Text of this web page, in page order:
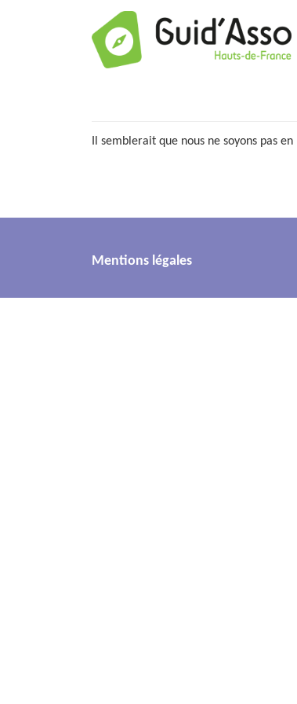
Il semblerait que nous ne soyons pas
Mentions légales